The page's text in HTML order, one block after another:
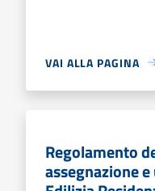
VAI ALLA PAGINA
Regolamento
assegnazione